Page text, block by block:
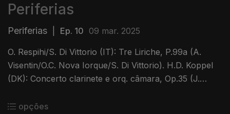
Periferias
Periferias Ep. 10 09 mar. 2025
O. Respihi/S. Di Vittorio (IT): Tre Liriche, P.99a (A.
Visentin/O.C. Nova Iorque/S. Di Vittorio). H.D. Koppel
(DK): Concerto clarinete e orq. câmara, Op.35 (J.
opções